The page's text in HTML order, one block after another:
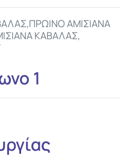
ΑΜΙΣΙΑΝΑ
ΚΑΒΑΛΑΣ,
1